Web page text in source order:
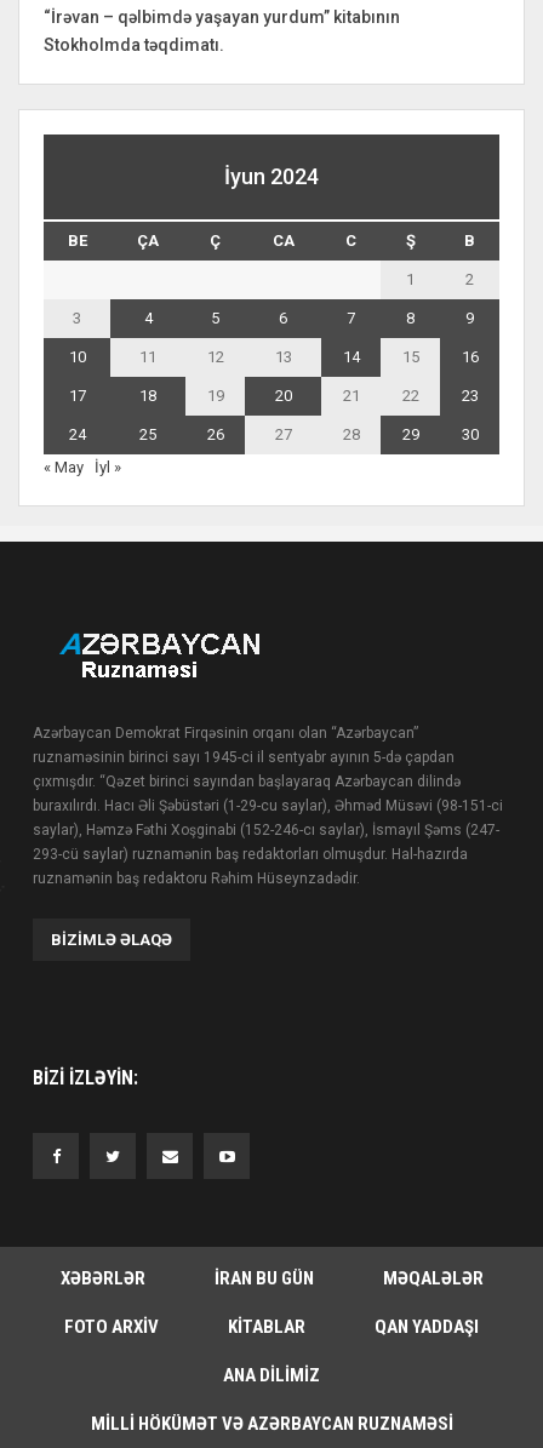
“İrəvan – qəlbimdə yaşayan yurdum” kitabının
Stokholmda təqdimatı.
İyun 2024
BE ÇA Ç CA C Ş B
1 2
3 4 5 6 7 8 9
10 11 12 13 14 15 16
17 18 19 20 21 22 23
24 25 26 27 28 29
30
« May
İyl »
Azərbaycan Demokrat Firqəsinin orqanı olan “Azərbaycan”
ruznaməsinin birinci sayı 1945-ci il sentyabr ayının 5-də çapdan
çıxmışdır. “Qəzet birinci sayından başlayaraq Azərbaycan dilində
buraxılırdı. Hacı Əli Şəbüstəri (1-29-cu saylar), Əhməd Müsəvi (98-151-ci
saylar), Həmzə Fəthi Xoşginabi (152-246-cı saylar), İsmayıl Şəms (247-
293-cü saylar) ruznamənin baş redaktorları olmuşdur. Hal-hazırda
ruznamənin baş redaktoru Rəhim Hüseynzadədir.
BIZIMLƏ ƏLAQƏ
BIZI IZLƏYIN:
XƏBƏRLƏR İRAN BU GÜN MƏQALƏLƏR
FOTO ARXIV KITABLAR QAN YADDAŞI
ANA DILIMIZ
MILLI HÖKÜMƏT VƏ AZƏRBAYCAN RUZNAMƏSI